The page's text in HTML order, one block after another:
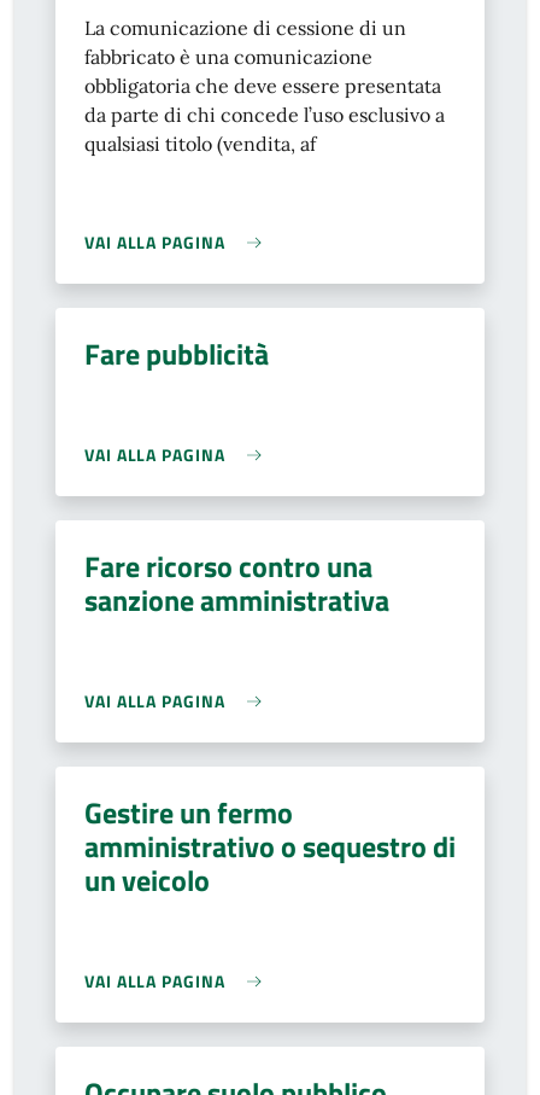
La comunicazione di cessione di un
fabbricato è una comunicazione
obbligatoria che deve essere presentata
da parte di chi concede l’uso esclusivo a
qualsiasi titolo (vendita, af
VAI ALLA PAGINA
Fare pubblicità
VAI ALLA PAGINA
Fare ricorso contro una
sanzione amministrativa
VAI ALLA PAGINA
Gestire un fermo
amministrativo o sequestro di
un veicolo
VAI ALLA PAGINA